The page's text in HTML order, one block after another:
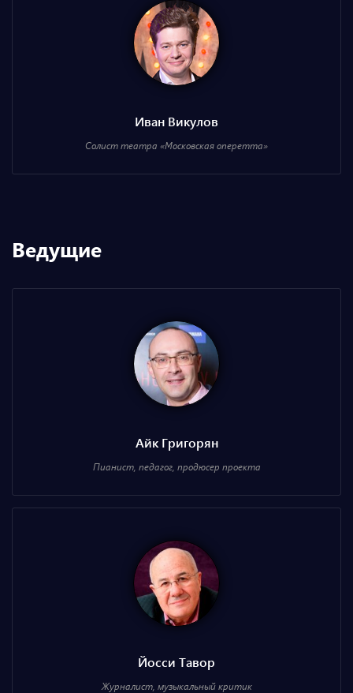
Иван Викулов
Солист театра «Московская оперетта»
Ведущие
Айк Григорян
Пианист, педагог, продюсер проекта
Йосси Тавор
Журналист, музыкальный критик